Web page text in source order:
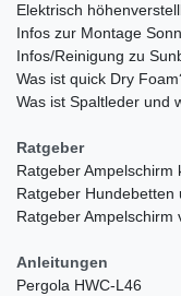
Elektrisch
Infos zur Montage
Infos/Reinigung zu
Was ist quick Dry
Was ist Spaltleder und
Ratgeber
Ratgeber Ampelschirm
Ratgeber Hundebetten
Ratgeber Ampelschirm
Anleitungen
Pergola HWC-L46